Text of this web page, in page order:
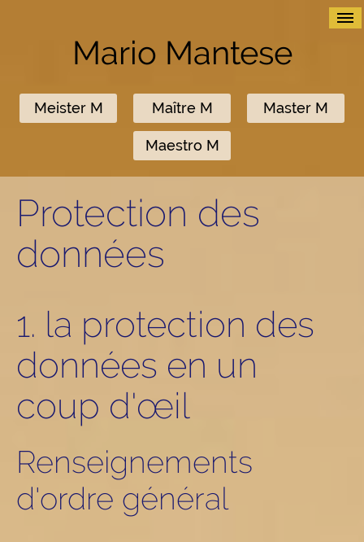
Mario Mantese
Meister M Maître M Master M
Maestro M
Protection des
données
1. la protection des
données en un
coup d'œil
Renseignements
d'ordre général
≡